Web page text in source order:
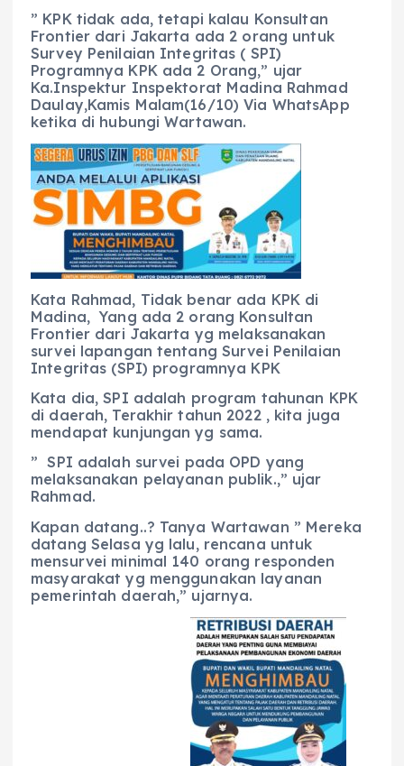
” KPK tidak ada, tetapi kalau Konsultan
Frontier dari Jakarta ada 2 orang untuk
Survey Penilaian Integritas ( SPI)
Programnya KPK ada 2 Orang,” ujar
Ka.Inspektur Inspektorat Madina Rahmad
Daulay,Kamis Malam(16/10) Via WhatsApp
ketika di hubungi Wartawan.
Kata Rahmad, Tidak benar ada KPK di
Madina, Yang ada 2 orang Konsultan
Frontier dari Jakarta yg melaksanakan
survei lapangan tentang Survei Penilaian
Integritas (SPI) programnya KPK
Kata dia, SPI adalah program tahunan KPK
di daerah, Terakhir tahun 2022 , kita juga
mendapat kunjungan yg sama.
” SPI adalah survei pada OPD yang
melaksanakan pelayanan publik.,” ujar
Rahmad.
Kapan datang..? Tanya Wartawan ” Mereka
datang Selasa yg lalu, rencana untuk
mensurvei minimal 140 orang responden
masyarakat yg menggunakan layanan
pemerintah daerah,” ujarnya.